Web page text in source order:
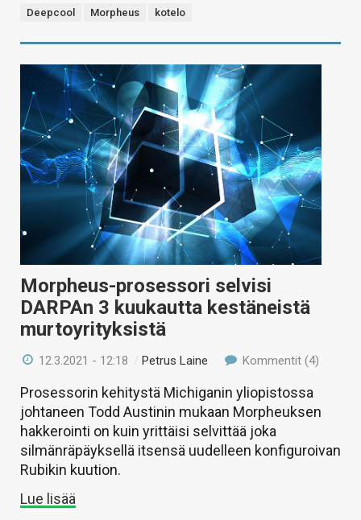
Deepcool Morpheus kotelo
Morpheus-prosessori selvisi
DARPAn 3 kuukautta kestäneistä
murtoyrityksistä
12.3.2021 - 12:18 /Petrus Laine Kommentit (4)
Prosessorin kehitystä Michiganin yliopistossa
johtaneen Todd Austinin mukaan Morpheuksen
hakkerointi on kuin yrittäisi selvittää joka
silmänräpäyksellä itsensä uudelleen konfiguroivan
Rubikin kuution.
Lue lisää